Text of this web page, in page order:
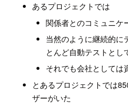
あるプロジェクトでは
関係者とのコミュニケ
当然のように継続的に
とんど自動テストとし
それでも会社としては
とあるプロジェクトでは
ザーがいた